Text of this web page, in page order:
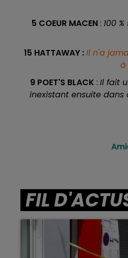
5 COEUR MACEN : 100
15 HATTAWAY :Il n'a
à
9 POET'S BLACK : Il fait
inexistant ensuite dans
FIL